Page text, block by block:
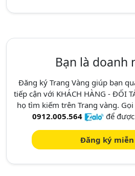
Bạn là doanh
Đăng ký Trang Vàng giúp bạn
tiếp cận với KHÁCH HÀNG - ĐỐI
họ tìm kiếm trên Trang vàng. Gọi
0912.005.564
để
Đăng ký